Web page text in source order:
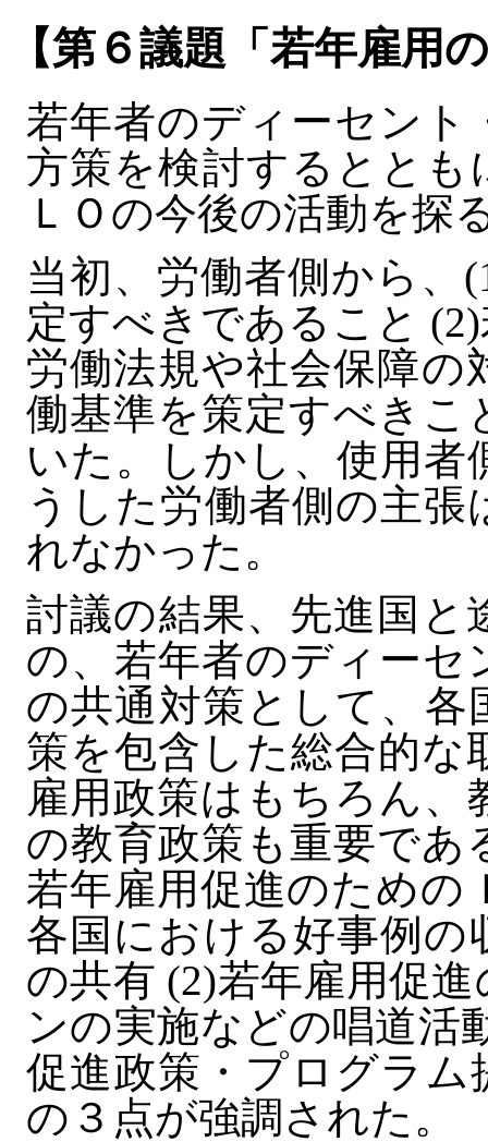
【第６議題「若年雇用
若年者のディーセント
方策を検討するととも
ＬＯの今後の活動を探
当初、労働者側から、
定すべきであること
労働法規や社会保障の
働基準を策定すべき
いた。しかし、使用
うした労働者側の主
れなかった。
討議の結果、先進国と
の、若年者のディーセ
の共通対策として、各
策を包含した総合的な
雇用政策はもちろん
の教育政策も重要であ
若年雇用促進のための
各国における好事例の
の共有 (2)若年雇用促
ンの実施などの唱道活
促進政策・プログラ
の３点が強調された。